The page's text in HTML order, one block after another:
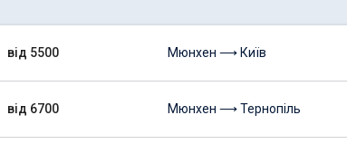
від 5500
від 6700
Мюнхен ⟶ Київ
Мюнхен ⟶ Тернопіль